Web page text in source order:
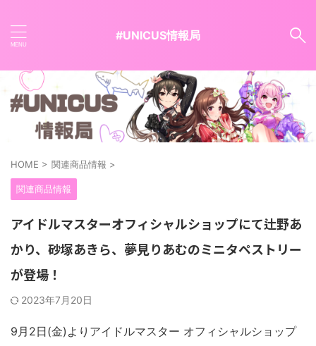
#UNICUS情報局
HOME > 関連商品情報 >
関連商品情報
アイドルマスターオフィシャルショップにて辻野あ
かり、砂塚あきら、夢見りあむのミニタペストリー
が登場！
2023年7月20日
9月2日(金)よりアイドルマスター オフィシャルショップ